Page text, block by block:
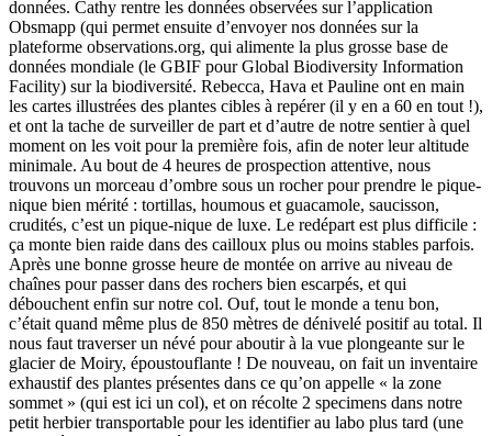
données. Cathy rentre les données observées sur l’application
Obsmapp (qui permet ensuite d’envoyer nos données sur la
plateforme observations.org, qui alimente la plus grosse base de
données mondiale (le GBIF pour Global Biodiversity Information
Facility) sur la biodiversité. Rebecca, Hava et Pauline ont en main
les cartes illustrées des plantes cibles à repérer (il y en a 60 en tout !),
et ont la tache de surveiller de part et d’autre de notre sentier à quel
moment on les voit pour la première fois, afin de noter leur altitude
minimale. Au bout de 4 heures de prospection attentive, nous
trouvons un morceau d’ombre sous un rocher pour prendre le pique-
nique bien mérité : tortillas, houmous et guacamole, saucisson,
crudités, c’est un pique-nique de luxe. Le redépart est plus difficile :
ça monte bien raide dans des cailloux plus ou moins stables parfois.
Après une bonne grosse heure de montée on arrive au niveau de
chaînes pour passer dans des rochers bien escarpés, et qui
débouchent enfin sur notre col. Ouf, tout le monde a tenu bon,
c’était quand même plus de 850 mètres de dénivelé positif au total. Il
nous faut traverser un névé pour aboutir à la vue plongeante sur le
glacier de Moiry, époustouflante ! De nouveau, on fait un inventaire
exhaustif des plantes présentes dans ce qu’on appelle « la zone
sommet » (qui est ici un col), et on récolte 2 specimens dans notre
petit herbier transportable pour les identifier au labo plus tard (une